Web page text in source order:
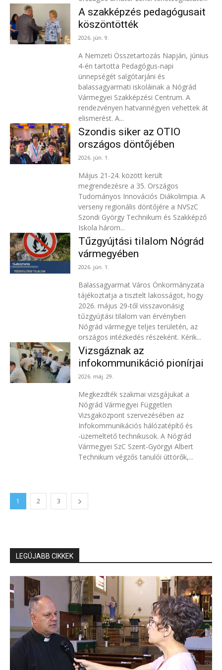
A szakképzés pedagógusait
köszöntötték
2026. jún. 9.
A Nemzeti Összetartozás Napján, június
4-én tartotta Pedagógus-napi
ünnepségét salgótarjáni és
balassagyarmati iskoláinak a Nógrád
Vármegyei Szakképzési Centrum. A
rendezvényen hatvannégyen vehettek át
elismerést. A...
Szondis siker az OTIO
országos döntőjében
2026. jún. 1.
Május 21-24. között került
megrendezésre a 35. Országos
Tudományos Innovációs Diákolimpia. A
verseny regionális döntőjére a NVSzC
Szondi György Technikum és Szakképző
Iskola három...
Tűzgyújtási tilalom Nógrád
vármegyében
2026. jún. 1.
Balassagyarmat Város Önkormányzata
tájékoztatja a tisztelt lakosságot, hogy
2026. május 29-től visszavonásig
tűzgyújtási tilalom van érvényben
Nógrád vármegye teljes területén, az
országos intézkedés részeként. Kérik...
Vizsgáznak az
infokommunikáció pionírjai
2026. máj. 29.
Megkezdték szakmai vizsgájukat a
Nógrád Vármegyei Független
Vizsgaközpont szervezésében az
Infokommunikációs hálózatépítő és
-üzemeltető technikusok. A Nógrád
Vármegyei SzC Szent-Györgyi Albert
Technikum végzős tanulói úttörők,...
1 2 3
LEGÚJABB CIKKEK